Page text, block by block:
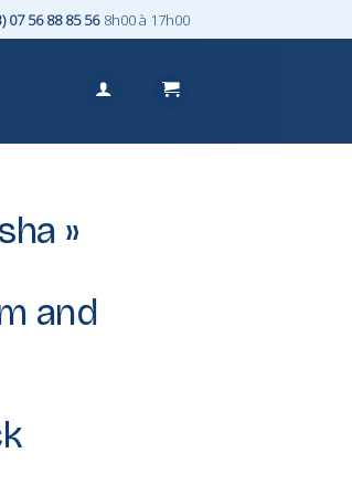
07 56 88 85 56 8h00 à 17h00
»
and